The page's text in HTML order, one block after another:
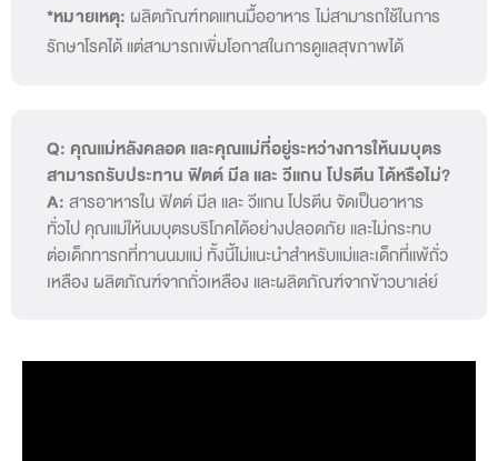
*หมายเหตุ: ผลิตภัณฑ์ทดแทนมื้ออาหาร ไม่สามารถใช้ในการ
รักษาโรคได้ แต่สามารถเพิ่มโอกาสในการดูแลสุขภาพได้
Q: คุณแม่หลังคลอด และคุณแม่ที่อยู่ระหว่างการให้นมบุตร
สามารถรับประทาน ฟิตต์ มีล และ วีแกน โปรตีน ได้หรือไม่?
A: สารอาหารใน ฟิตต์ มีล และ วีแกน โปรตีน จัดเป็นอาหาร
ทั่วไป คุณแม่ให้นมบุตรบริโภคได้อย่างปลอดภัย และไม่กระทบ
ต่อเด็กทารกที่ทานนมแม่ ทั้งนี้ไม่แนะนำสำหรับแม่และเด็กที่แพ้ถั่ว
เหลือง ผลิตภัณฑ์จากถั่วเหลือง และผลิตภัณฑ์จากข้าวบาเล่ย์